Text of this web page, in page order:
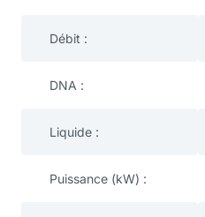
Débit :
DNA :
Liquide :
Puissance (kW) :